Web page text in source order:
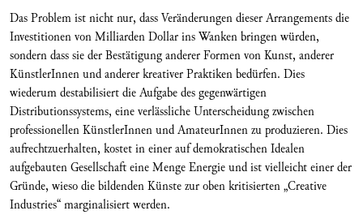
Das Problem ist nicht nur, dass Veränderungen dieser Arrangements die
Investitionen von Milliarden Dollar ins Wanken bringen würden,
sondern dass sie der Bestätigung anderer Formen von Kunst, anderer
KünstlerInnen und anderer kreativer Praktiken bedürfen. Dies
wiederum destabilisiert die Aufgabe des gegenwärtigen
Distributionssystems, eine verlässliche Unterscheidung zwischen
professionellen KünstlerInnen und AmateurInnen zu produzieren. Dies
aufrechtzuerhalten, kostet in einer auf demokratischen Idealen
aufgebauten Gesellschaft eine Menge Energie und ist vielleicht einer der
Gründe, wieso die bildenden Künste zur oben kritisierten „Creative
Industries“ marginalisiert werden.